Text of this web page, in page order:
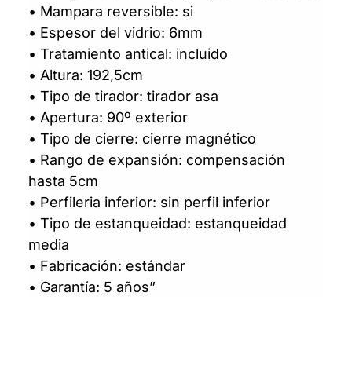
• Mampara reversible: si
• Espesor del vidrio: 6mm
• Tratamiento antical: incluido
• Altura: 192,5cm
• Tipo de tirador: tirador asa
• Apertura: 90º exterior
• Tipo de cierre: cierre magnético
• Rango de expansión: compensación
hasta 5cm
• Perfileria inferior: sin perfil inferior
• Tipo de estanqueidad: estanqueidad
media
• Fabricación: estándar
• Garantía: 5 años”